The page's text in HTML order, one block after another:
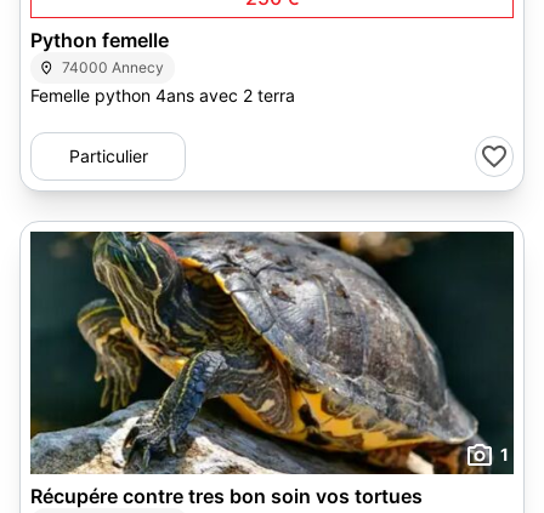
Python femelle
74000 Annecy
Femelle python 4ans avec 2 terra
Particulier
1
Récupére contre tres bon soin vos tortues